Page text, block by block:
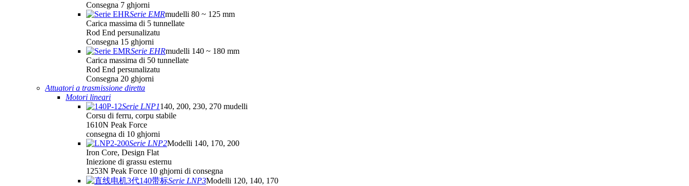
Consegna 7 ghjorni
Serie EMRmudelli 80 ~ 125 mm
Carica massima di 5 tunnellate
Rod End persunalizatu
Consegna 15 ghjorni
Serie EHRmudelli 140 ~ 180 mm
Carica massima di 50 tunnellate
Rod End persunalizatu
Consegna 20 ghjorni
Attuatori a trasmissione diretta
Motori lineari
Serie LNP1140, 200, 230, 270 mudelli
Corsu di ferru, corpu stabile
1610N Peak Force
consegna di 10 ghjorni
Serie LNP2Modelli 140, 170, 200
Iron Core, Design Flat
Iniezione di grassu esternu
1253N Peak Force 10 ghjorni di consegna
Serie LNP3Modelli 120, 140, 170